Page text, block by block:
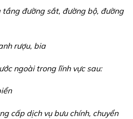
tầng đường sắt, đường bộ, đường
rượu, bia
ngoài trong lĩnh vực sau:
cấp dịch vụ bưu chính, chuyển